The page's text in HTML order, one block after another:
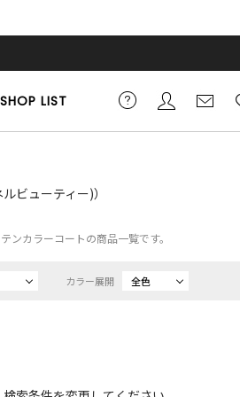
SHOP LIST
ビューティー)）
ンカラーコートの商品一覧です。
カラー展開 全色